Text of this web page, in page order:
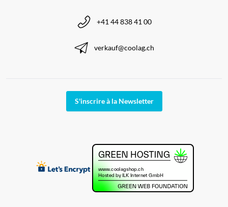
+41 44 838 41 00
verkauf@coolag.ch
S'inscrire à la Newsletter